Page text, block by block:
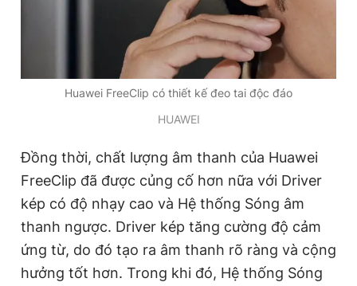
Huawei FreeClip có thiết kế đeo tai độc đáo
HUAWEI
Đồng thời, chất lượng âm thanh của Huawei
FreeClip đã được củng cố hơn nữa với Driver
kép có độ nhạy cao và Hệ thống Sóng âm
thanh ngược. Driver kép tăng cường độ cảm
ứng từ, do đó tạo ra âm thanh rõ ràng và cộng
hưởng tốt hơn. Trong khi đó, Hệ thống Sóng